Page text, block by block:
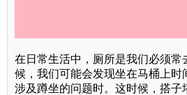
在日常生活中，厕所是我们必须常
候，我们可能会发现坐在马桶上时
涉及蹲坐的问题时。这时候，搭子